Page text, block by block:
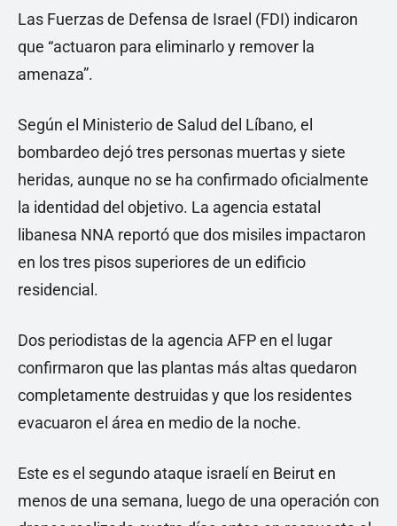
Las Fuerzas de Defensa de Israel (FDI) indicaron
que “actuaron para eliminarlo y remover la
amenaza”.
Según el Ministerio de Salud del Líbano, el
bombardeo dejó tres personas muertas y siete
heridas, aunque no se ha confirmado oficialmente
la identidad del objetivo. La agencia estatal
libanesa NNA reportó que dos misiles impactaron
en los tres pisos superiores de un edificio
residencial.
Dos periodistas de la agencia AFP en el lugar
confirmaron que las plantas más altas quedaron
completamente destruidas y que los residentes
evacuaron el área en medio de la noche.
Este es el segundo ataque israelí en Beirut en
menos de una semana, luego de una operación con